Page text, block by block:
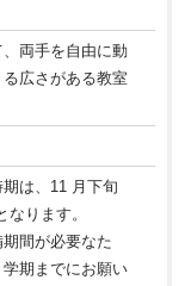
両手を自由に動
広さがある教室
期は、11 月下旬
なります。
期間が必要なた
期までにお願い